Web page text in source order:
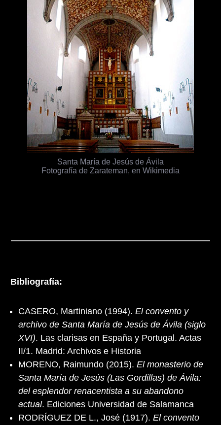
Santa María de Jesús de Ávila
Fotografía de Zarateman, en Wikimedia
Bibliografía:
CASERO, Martiniano (1994). El convento y
archivo de Santa María de Jesús de Ávila (siglo
XVI). Las clarisas en España y Portugal. Actas
II/1. Madrid: Archivos e Historia
MORENO, Raimundo (2015). El monasterio de
Santa María de Jesús (Las Gordillas) de Ávila:
del esplendor renacentista a su abandono
actual. Ediciones Universidad de Salamanca
RODRÍGUEZ DE L., José (1917). El convento